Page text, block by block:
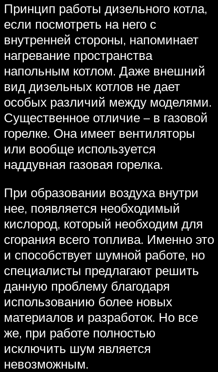
Принцип работы дизельного котла,
если посмотреть на него с
внутренней стороны, напоминает
нагревание пространства
напольным котлом. Даже внешний
вид дизельных котлов не дает
особых различий между моделями.
Существенное отличие – в газовой
горелке. Она имеет вентиляторы
или вообще используется
наддувная газовая горелка.
При образовании воздуха внутри
нее, появляется необходимый
кислород, который необходим для
сгорания всего топлива. Именно это
и способствует шумной работе, но
специалисты предлагают решить
данную проблему благодаря
использованию более новых
материалов и разработок. Но все
же, при работе полностью
исключить шум является
невозможным.